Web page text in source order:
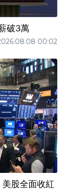
破3萬
00:02
股全面收紅